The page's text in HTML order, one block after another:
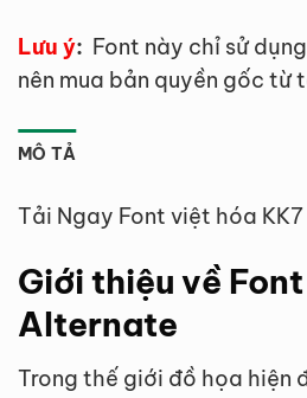
Lưu ý: Font này chỉ sử
nên mua bản quyền gốc từ
MÔ TẢ
Tải Ngay Font việt hóa
Giới thiệu về
Alternate
Trong thế giới đồ họa hiện